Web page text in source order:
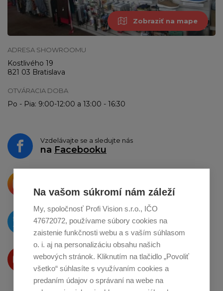
Zobraziť na mape
ADRESA SHOWROOMU
Kostlivého 19
821 03 Bratislava
OTVÁRACIA DOBA
Po - Pia: 9:00-12:00 a 13:00 - 16:30
Vzdelávajte se a sledujte nás
na Facebooku
o zdieľanie naInstagrame
O novinkách píšeme
naTwitteri
Produkty Vám predstavujeme
na Youtube
Na vašom súkromí nám záleží
My, spoločnosť Profi Vision s.r.o., IČO
47672072, používame súbory cookies na
zaistenie funkčnosti webu a s vaším súhlasom
o. i. aj na personalizáciu obsahu našich
webových stránok. Kliknutím na tlačidlo „Povoliť
všetko“ súhlasíte s využívaním cookies a
predaním údajov o správaní na webe na